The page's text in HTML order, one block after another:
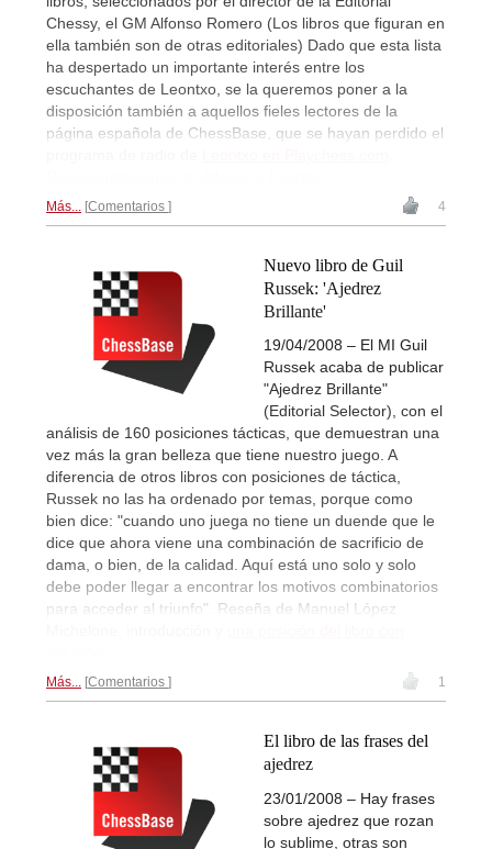
Chessy, el GM Alfonso Romero (Los libros que figuran en
ella también son de otras editoriales) Dado que esta lista
ha despertado un importante interés entre los
escuchantes de Leontxo, se la queremos poner a la
disposición también a aquellos fieles lectores de la
página española de ChessBase, que se hayan perdido el
Más... Comentarios 4
Nuevo libro de Guil
Russek: 'Ajedrez
Brillante'
19/04/2008 – El MI Guil
Russek acaba de publicar
"Ajedrez Brillante"
(Editorial Selector), con el
análisis de 160 posiciones tácticas, que demuestran una
vez más la gran belleza que tiene nuestro juego. A
diferencia de otros libros con posiciones de táctica,
Russek no las ha ordenado por temas, porque como
bien dice: "cuando uno juega no tiene un duende que le
dice que ahora viene una combinación de sacrificio de
dama, o bien, de la calidad. Aquí está uno solo y solo
debe poder llegar a encontrar los motivos combinatorios
para acceder al triunfo". Reseña de Manuel López
Más... Comentarios 1
El libro de las frases del
ajedrez
23/01/2008 – Hay frases
sobre ajedrez que rozan
lo sublime, otras son